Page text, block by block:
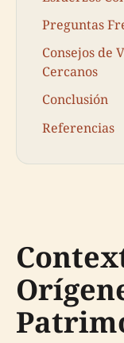
Preguntas
Consejos de
Cercanos
Conclusión
Referencias